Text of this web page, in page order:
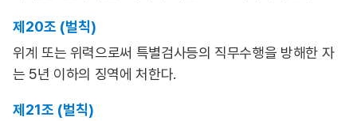
제20조 (벌칙)
위계 또는 위력으로써 특별검사등의 직무수행을 방해한 자
는 5년 이하의 징역에 처한다.
제21조 (벌칙)